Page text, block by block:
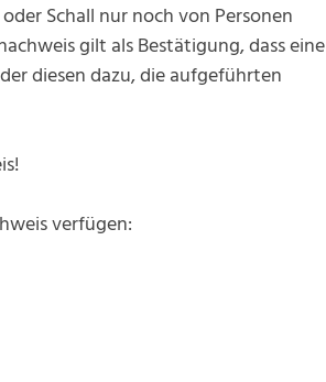
Schall nur noch von Personen
gilt als Bestätigung, dass eine
diesen dazu, die aufgeführten
verfügen: